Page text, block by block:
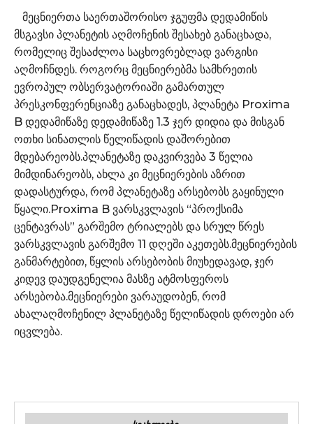
მეცნიერთა საერთაშორისო ჯგუფმა დედამიწის
მსგავსი პლანეტის აღმოჩენის შესახებ განაცხადა,
რომელიც შესაძლოა საცხოვრებლად ვარგისი
აღმოჩნდეს. როგორც მეცნიერებმა სამხრეთის
ევროპულ ობსერვატორიაში გამართულ
პრესკონფერენციაზე განაცხადეს, პლანეტა Proxima
B დედამიწაზე დედამიწაზე 1.3 ჯერ დიდია და მისგან
ოთხი სინათლის წელიწადის დაშორებით
მდებარეობს.პლანეტაზე დაკვირვება 3 წელია
მიმდინარეობს, ახლა კი მეცნიერების აზრით
დადასტურდა, რომ პლანეტაზე არსებობს გაყინული
წყალი.Proxima B ვარსკვლავის “პროქსიმა
ცენტავრას” გარშემო ტრიალებს და სრულ წრეს
ვარსკვლავის გარშემო 11 დღეში აკეთებს.მეცნიერების
განმარტებით, წყლის არსებობის მიუხედავად, ჯერ
კიდევ დაუდგენელია მასზე ატმოსფეროს
არსებობა.მეცნიერები ვარაუდობენ, რომ
ახალაღმოჩენილ პლანეტაზე წელიწადის დროები არ
იცვლება.